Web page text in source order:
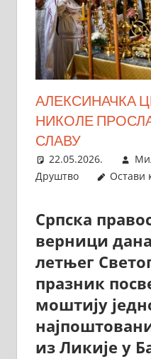
АЛЕКСИНАЧКА
НИКОЛЕ
СЛАВУ
22.05.2026.
Друштво
Остави
Српска
верници
летњег
празник
моштију
из Ликије у